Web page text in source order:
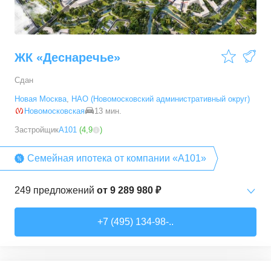
ЖК «Деснаречье»
Сдан
Новая Москва, НАО (Новомосковский административный округ)
Новомосковская
13 мин.
ЗастройщикА101 (4,9 )
Семейная ипотека от компании «А101»
249 предложений от 9 289 980 ₽
+7 (495) 134-98-..